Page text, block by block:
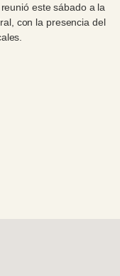
las seis
en distintos puntos
distribución de arena y